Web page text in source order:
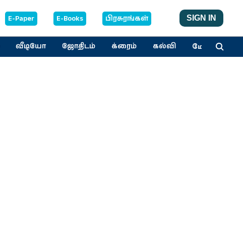
E-Paper E-Books பிரசுரங்கள் SIGN IN
வீடியோ ஜோதிடம் க்ரைம் கல்வி மேலும்